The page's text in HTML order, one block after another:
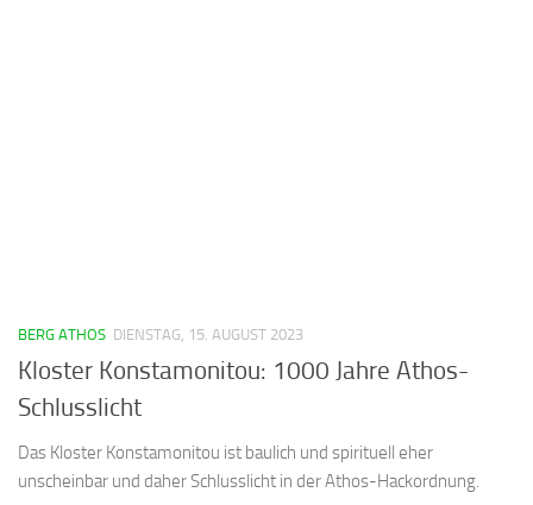
BERG ATHOS DIENSTAG, 15. AUGUST 2023
Kloster Konstamonitou: 1000 Jahre Athos-
Schlusslicht
Das Kloster Konstamonitou ist baulich und spirituell eher
unscheinbar und daher Schlusslicht in der Athos-Hackordnung.